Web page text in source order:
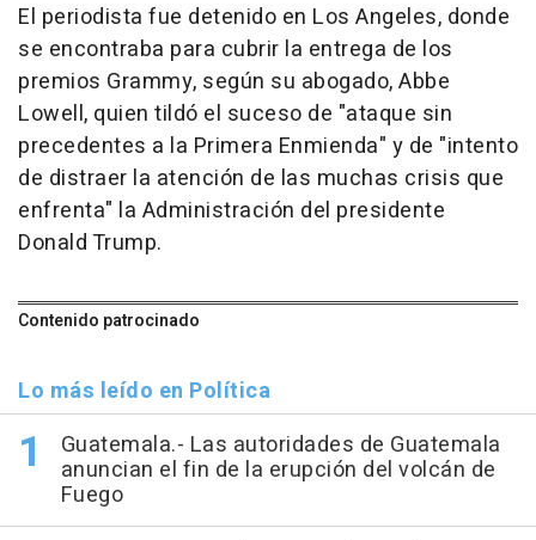
El periodista fue detenido en Los Angeles, donde
se encontraba para cubrir la entrega de los
premios Grammy, según su abogado, Abbe
Lowell, quien tildó el suceso de "ataque sin
precedentes a la Primera Enmienda" y de "intento
de distraer la atención de las muchas crisis que
enfrenta" la Administración del presidente
Donald Trump.
Contenido patrocinado
Lo más leído en Política
Guatemala.- Las autoridades de Guatemala
anuncian el fin de la erupción del volcán de
Fuego